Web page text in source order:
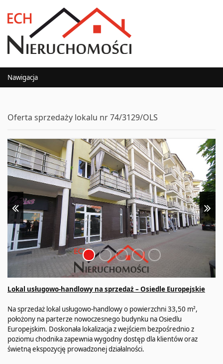
Nawigacja
Oferta sprzedaży lokalu nr 74/3129/OLS
Lokal usługowo-handlowy na sprzedaż – Osiedle Europejskie
Na sprzedaż lokal usługowo-handlowy o powierzchni 33,50 m²,
położony na parterze nowoczesnego budynku na Osiedlu
Europejskim. Doskonała lokalizacja z wejściem bezpośrednio z
poziomu chodnika zapewnia wygodny dostęp dla klientów oraz
świetną ekspozycję prowadzonej działalności.